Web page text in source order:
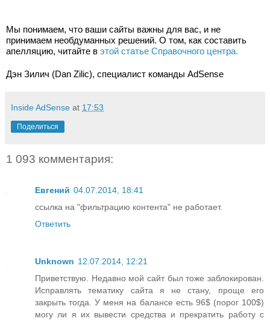
Мы понимаем, что ваши сайты важны для вас, и не
принимаем необдуманных решений. О том, как составить
апелляцию, читайте в этой статье Справочного центра.
Дэн Зилич (Dan Zilic), специалист команды AdSense
Inside AdSense at 17:53
Поделиться
1 093 комментария:
Евгений 04.07.2014, 18:41
ссылка на "фильтрацию контента" не работает.
Ответить
Unknown 12.07.2014, 12:21
Приветствую. Недавно мой сайт был тоже заблокирован.
Исправлять тематику сайта я не стану, проще его
закрыть тогда. У меня на балансе есть 96$ (порог 100$)
могу ли я их вывести средства и прекратить работу с